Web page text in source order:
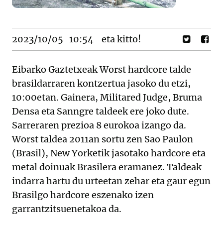
2023/10/05 10:54 eta kitto!
Eibarko Gaztetxeak Worst hardcore talde
brasildarraren kontzertua jasoko du etzi,
10:00etan. Gainera, Militared Judge, Bruma
Densa eta Sanngre taldeek ere joko dute.
Sarreraren prezioa 8 eurokoa izango da.
Worst taldea 2011an sortu zen Sao Paulon
(Brasil), New Yorketik jasotako hardcore eta
metal doinuak Brasilera eramanez. Taldeak
indarra hartu du urteetan zehar eta gaur egun
Brasilgo hardcore eszenako izen
garrantzitsuenetakoa da.